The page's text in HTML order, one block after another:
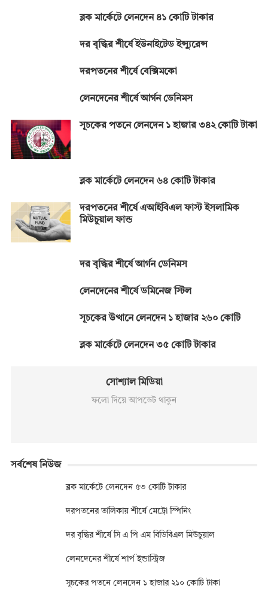
ব্লক মার্কেটে লেনদেন ৪১ কোটি টাকার
দর বৃদ্ধির শীর্ষে ইউনাইটেড ইন্স্যুরেন্স
দরপতনের শীর্ষে বেক্সিমকো
লেনদেনের শীর্ষে আর্গন ডেনিমস
সূচকের পতনে লেনদেন ১ হাজার ৩৪২ কোটি টাকা
ব্লক মার্কেটে লেনদেন ৬৪ কোটি টাকার
দরপতনের শীর্ষে এআইবিএল ফাস্ট ইসলামিক
মিউচুয়াল ফান্ড
দর বৃদ্ধির শীর্ষে আর্গন ডেনিমস
লেনদেনের শীর্ষে ডমিনেজ স্টিল
সূচকের উত্থানে লেনদেন ১ হাজার ২৬০ কোটি
ব্লক মার্কেটে লেনদেন ৩৫ কোটি টাকার
সোশ্যাল মিডিয়া
ফলো দিয়ে আপডেট থাকুন
সর্বশেষ নিউজ
ব্লক মার্কেটে লেনদেন ৫৩ কোটি টাকার
দরপতনের তালিকায় শীর্ষে মেট্রো স্পিনিং
দর বৃদ্ধির শীর্ষে সি এ পি এম বিডিবিএল মিউচুয়াল
লেনদেনের শীর্ষে শার্প ইন্ডাস্ট্রিজ
সূচকের পতনে লেনদেন ১ হাজার ২১০ কোটি টাকা